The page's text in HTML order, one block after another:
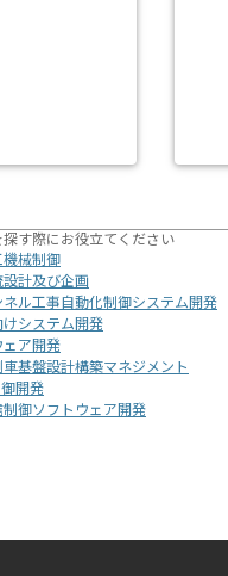
す際にお役立てください
機械制御
設計及び企画
ネル工事自動化制御システム開発
けシステム開発
ェア開発
車基盤設計構築マネジメント
御開発
制御ソフトウェア開発